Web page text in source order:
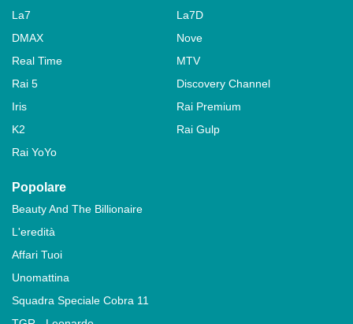
La7
La7D
DMAX
Nove
Real Time
MTV
Rai 5
Discovery Channel
Iris
Rai Premium
K2
Rai Gulp
Rai YoYo
Popolare
Beauty And The Billionaire
L'eredità
Affari Tuoi
Unomattina
Squadra Speciale Cobra 11